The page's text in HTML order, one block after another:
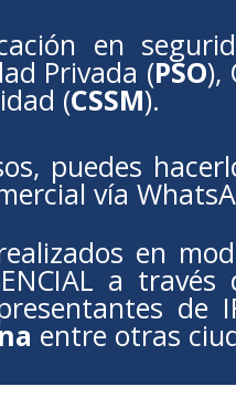
en
Privada (PSO),
(CSSM).
puedes
vía
en
a
de
entre otras